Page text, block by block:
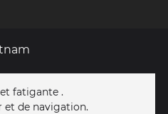
fatigante .
et de navigation.